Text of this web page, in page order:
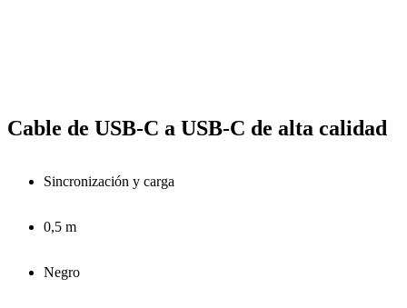
Cable de USB-C a USB-C de alta calidad
Sincronización y carga
0,5 m
Negro